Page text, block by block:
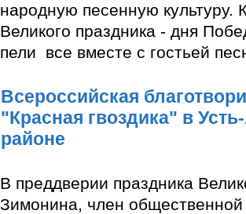
народную песенную культуру.
Великого праздника - дня
пели все вместе с гостьей
Всероссийская
"Красная гвоздика" в
районе
В преддверии праздника
Зимонина, член общественной